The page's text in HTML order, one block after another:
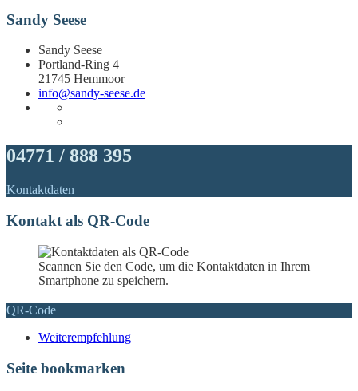
Sandy Seese
Sandy Seese
Portland-Ring 4
21745 Hemmoor
info@sandy-seese.de
04771 / 888 395
Kontaktdaten
Kontakt als QR-Code
Scannen Sie den Code, um die Kontaktdaten in Ihrem
Smartphone zu speichern.
QR-Code
Weiterempfehlung
Seite bookmarken